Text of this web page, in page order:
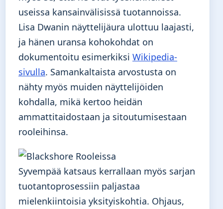
useissa kansainvälisissä tuotannoissa.
Lisa Dwanin näyttelijäura ulottuu laajasti,
ja hänen uransa kohokohdat on
dokumentoitu esimerkiksi Wikipedia-
sivulla. Samankaltaista arvostusta on
nähty myös muiden näyttelijöiden
kohdalla, mikä kertoo heidän
ammattitaidostaan ja sitoutumisestaan
rooleihinsa.
Syvempää katsaus kerrallaan myös sarjan
tuotantoprosessiin paljastaa
mielenkiintoisia yksityiskohtia. Ohjaus,